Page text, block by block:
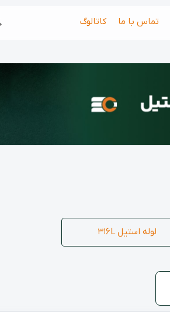
تماس با ما کاتالوگ
لوله استیل 316L